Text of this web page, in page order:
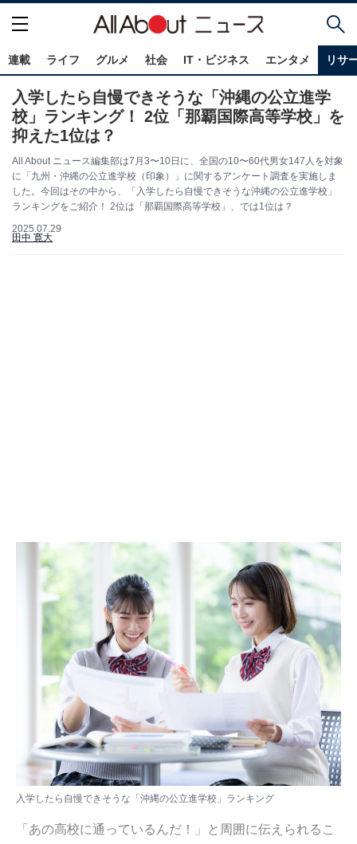
連載 ライフ グルメ 社会 IT・ビジネス エンタメ リサ
入学したら自慢できそうな「沖縄の公立進学
校」ランキング！ 2位「那覇国際高等学校」を
抑えた1位は？
All About ニュース編集部は7月3〜10日に、全国の10〜60代男女147人を対象
に「九州・沖縄の公立進学校（印象）」に関するアンケート調査を実施しま
した。今回はその中から、「入学したら自慢できそうな沖縄の公立進学校」
ランキングをご紹介！ 2位は「那覇国際高等学校」、では1位は？
2025.07.29
田中 寛大
入学したら自慢できそうな「沖縄の公立進学校」ランキング
「あの高校に通っているんだ！」と周囲に伝えられるこ